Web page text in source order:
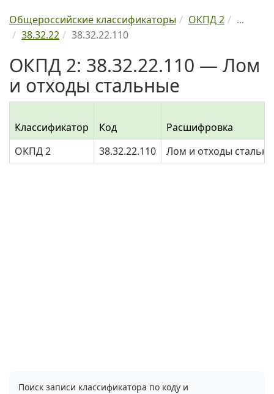
Общероссийские классификаторы ОКПД 2
...
38.32.22
38.32.22.110
ОКПД 2: 38.32.22.110 — Лом
и отходы стальные
Классификатор Код
Расшифровка
ОКПД 2
38.32.22.110 Лом и отходы
Поиск записи классификатора по коду и